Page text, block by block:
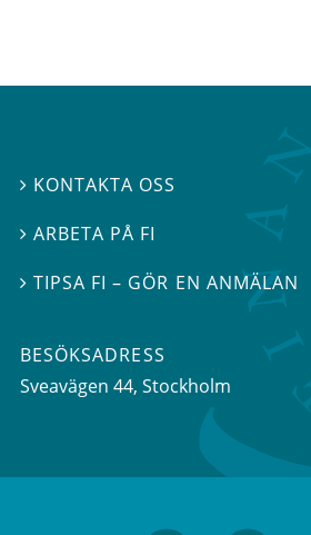
 KONTAKTA OSS
 ARBETA PÅ FI
TIPSA FI – GÖR EN ANMÄLAN
BESÖKSADRESS
Sveavägen 44, Stockholm